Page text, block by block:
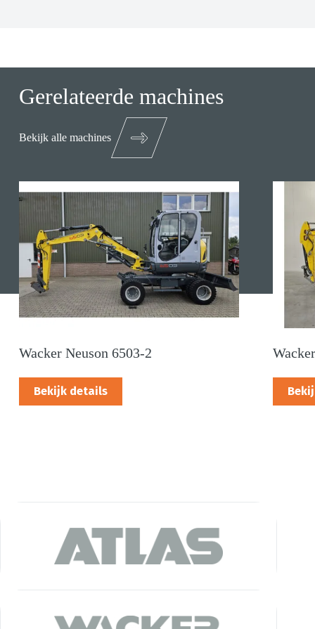
Gerelateerde machines
Bekijk alle machines
Wacker Neuson 6503-2
Bekijk details